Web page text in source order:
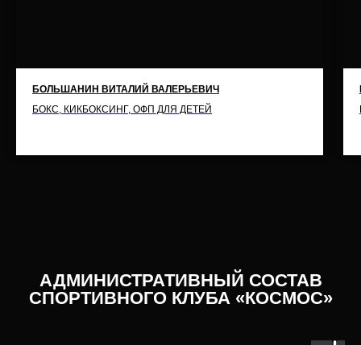
БОЛЬШАНИН ВИТАЛИЙ ВАЛЕРЬЕВИЧ
БОКС, КИКБОКСИНГ, ОФП ДЛЯ ДЕТЕЙ
АДМИНИСТРАТИВНЫЙ СОСТАВ
СПОРТИВНОГО КЛУБА «КОСМОС»